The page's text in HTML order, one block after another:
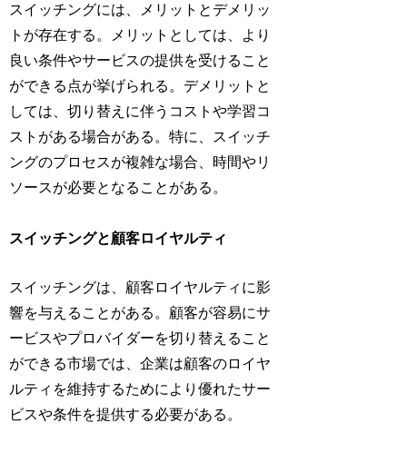
スイッチングには、メリットとデメリッ
トが存在する。メリットとしては、より
良い条件やサービスの提供を受けること
ができる点が挙げられる。デメリットと
しては、切り替えに伴うコストや学習コ
ストがある場合がある。特に、スイッチ
ングのプロセスが複雑な場合、時間やリ
ソースが必要となることがある。
スイッチングと顧客ロイヤルティ
スイッチングは、顧客ロイヤルティに影
響を与えることがある。顧客が容易にサ
ービスやプロバイダーを切り替えること
ができる市場では、企業は顧客のロイヤ
ルティを維持するためにより優れたサー
ビスや条件を提供する必要がある。